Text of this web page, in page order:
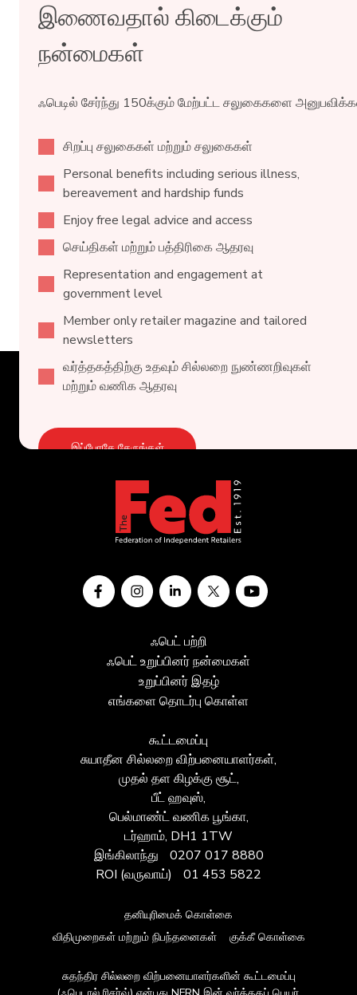
இணைவதால் கிடைக்கும்
நன்மைகள்
ஃபெடில் சேர்ந்து 150க்கும் மேற்பட்ட சலுகைகளை
சிறப்பு சலுகைகள் மற்றும் சலுகைகள்
Personal benefits including serious illness,
bereavement and hardship funds
Enjoy free legal advice and access
செய்திகள் மற்றும் பத்திரிகை ஆதரவு
Representation and engagement at
government level
Member only retailer magazine and tailored
newsletters
வர்த்தகத்திற்கு உதவும் சில்லறை நுண்ணறிவுகள்
மற்றும் வணிக ஆதரவு
இப்போதே சேருங்கள்
ஃபெட் பற்றி
ஃபெட் உறுப்பினர் நன்மைகள்
உறுப்பினர் இதழ்
எங்களை தொடர்பு கொள்ள
கூட்டமைப்பு
சுயாதீன சில்லறை விற்பனையாளர்கள்,
முதல் தள கிழக்கு சூட்,
பீட் ஹவுஸ்,
பெல்மாண்ட் வணிக பூங்கா,
டர்ஹாம், DH1 1TW
இங்கிலாந்து
0207 017 8880
ROI (வருவாய்)
01 453 5822
தனியுரிமைக் கொள்கை
விதிமுறைகள் மற்றும் நிபந்தனைகள்
குக்கீ கொள்கை
சுதந்திர சில்லறை விற்பனையாளர்களின் கூட்டமைப்பு